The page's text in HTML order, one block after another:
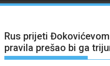
Rus prijeti
pravila prešao bi ga